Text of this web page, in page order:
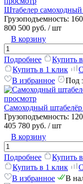
Штабелер
Грузоподъемность:
800 500 руб. / шт
В корзину
Подробнее
Купить
Купить в 1 клик
В избранное
Под
просмотр
Самоходный
Грузоподъемность:
405 780 руб. / шт
В корзину
Подробнее
Купить
Купить в 1 клик
В избранное
В